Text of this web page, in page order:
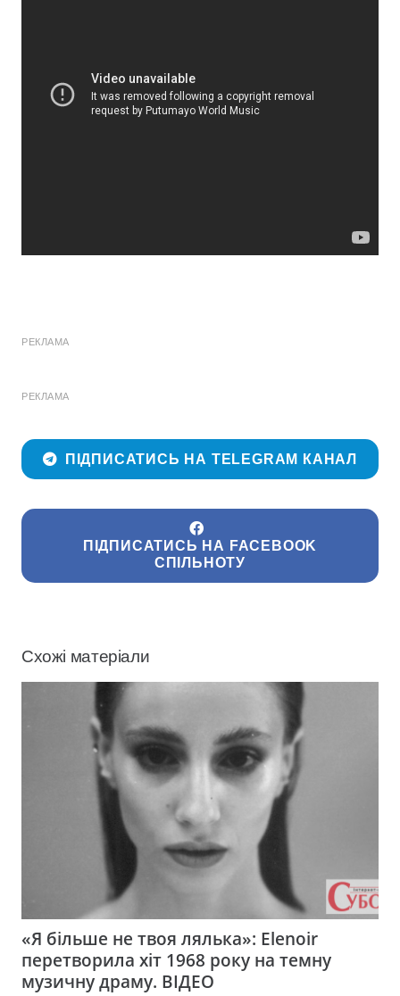
РЕКЛАМА
РЕКЛАМА
ПІДПИСАТИСЬ НА TELEGRAM КАНАЛ
ПІДПИСАТИСЬ НА FACEBOOK
СПІЛЬНОТУ
Схожі матеріали
«Я більше не твоя лялька»: Elenoir
перетворила хіт 1968 року на темну
музичну драму. ВІДЕО